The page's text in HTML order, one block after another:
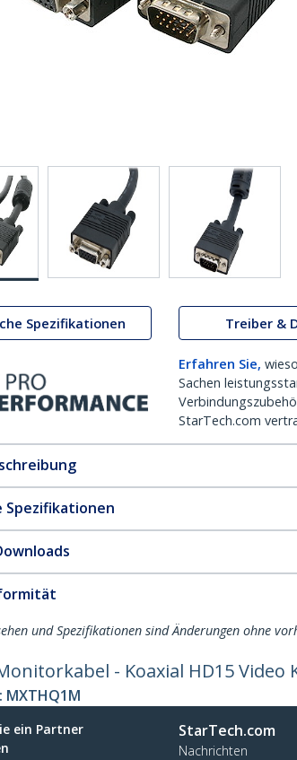
Spezifikationen Treiber &
Erfahren Sie,
Sachen
StarTech.com
Spezifikationen
und Spezifikationen sind Änderungen ohne
- Koaxial HD15 Video
MXTHQ1M
ein Partner
StarTech.com
Nachrichten